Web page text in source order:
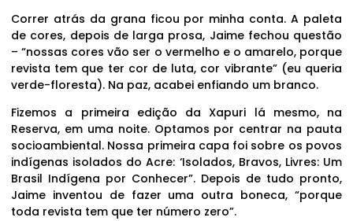
Correr atrás da grana ficou por minha conta. A paleta
de cores, depois de larga prosa, Jaime fechou questão
– “nossas cores vão ser o vermelho e o amarelo, porque
revista tem que ter cor de luta, cor vibrante” (eu queria
verde-floresta). Na paz, acabei enfiando um branco.
Fizemos a primeira edição da Xapuri lá mesmo, na
Reserva, em uma noite. Optamos por centrar na pauta
socioambiental. Nossa primeira capa foi sobre os povos
indígenas isolados do Acre: ‘Isolados, Bravos, Livres: Um
Brasil Indígena por Conhecer”. Depois de tudo pronto,
Jaime inventou de fazer uma outra boneca, “porque
toda revista tem que ter número zero”.